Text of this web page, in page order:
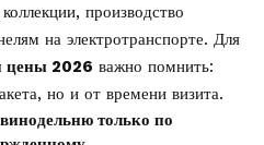
производство
на электротранспорте. Для
цены 2026 важно помнить:
но и от времени визита.
только по